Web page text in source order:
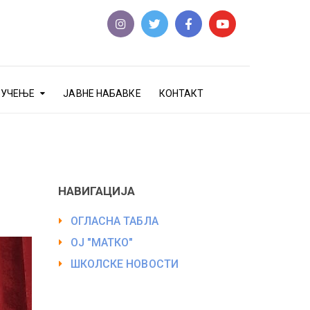
ЈАВНЕ НАБАВКЕ КОНТАКТ
НАВИГАЦИЈА
ОГЛАСНА ТАБЛА
ОЈ "МАТКО"
ШКОЛСКЕ НОВОСТИ